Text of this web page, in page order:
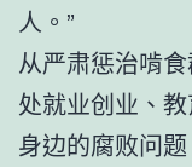
人。”
从严肃惩治啃
处就业创业、
身边的腐败问